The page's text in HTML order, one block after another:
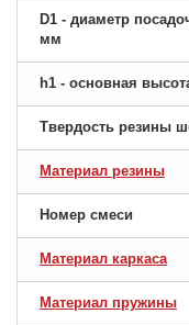
D1 - диаметр
мм
h1 - основная
Твердость резины
Материал резины
Номер смеси
Материал каркаса
Материал пружины